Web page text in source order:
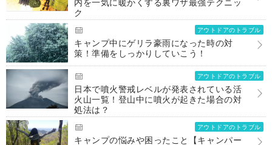
内を一気に暖かくする裏ワザ最強テクニッ
ク
アウトドアのトラブル
キャンプ中にゲリラ豪雨になった時の対
策！準備をしっかりしていこう！
アウトドアのトラブル
日本で噴火警戒レベルが発表されている活
火山一覧！登山中に噴火が起きた場合の対
処法は？
アウトドアのトラブル
キャンプの悩みや困ったこと【キャンパー